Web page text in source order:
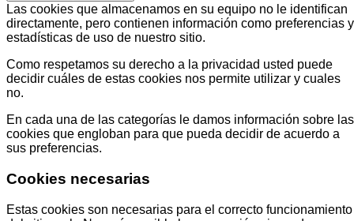
Las cookies que almacenamos en su equipo no le identifican
directamente, pero contienen información como preferencias y
estadísticas de uso de nuestro sitio.
Como respetamos su derecho a la privacidad usted puede
decidir cuáles de estas cookies nos permite utilizar y cuales
no.
En cada una de las categorías le damos información sobre las
cookies que engloban para que pueda decidir de acuerdo a
sus preferencias.
Cookies necesarias
Estas cookies son necesarias para el correcto funcionamiento